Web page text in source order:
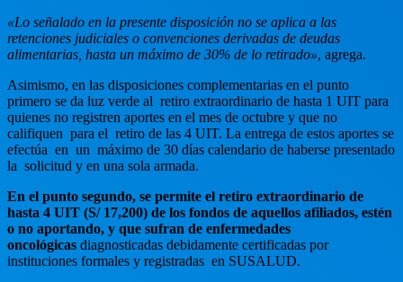
«Lo señalado en la presente disposición no se aplica a las
retenciones judiciales o convenciones derivadas de deudas
alimentarias, hasta un máximo de 30% de lo retirado», agrega.
Asimismo, en las disposiciones complementarias en el punto
primero se da luz verde al retiro extraordinario de hasta 1 UIT para
quienes no registren aportes en el mes de octubre y que no
califiquen para el retiro de las 4 UIT. La entrega de estos aportes se
efectúa en un máximo de 30 días calendario de haberse presentado
la solicitud y en una sola armada.
En el punto segundo, se permite el retiro extraordinario de
hasta 4 UIT (S/ 17,200) de los fondos de aquellos afiliados, estén
o no aportando, y que sufran de enfermedades
oncológicas diagnosticadas debidamente certificadas por
instituciones formales y registradas en SUSALUD.